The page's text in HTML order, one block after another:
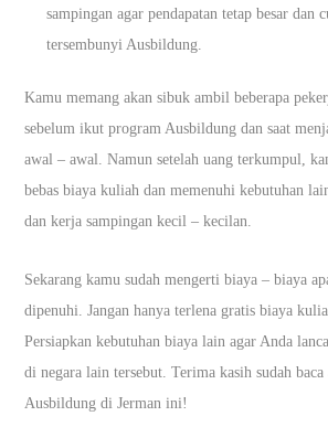
sampingan agar pendapatan tetap besar dan
tersembunyi Ausbildung.
Kamu memang akan sibuk ambil beberapa
sebelum ikut program Ausbildung dan saat
awal – awal. Namun setelah uang terkumpul,
bebas biaya kuliah dan memenuhi kebutuhan
dan kerja sampingan kecil – kecilan.
Sekarang kamu sudah mengerti biaya – biaya
dipenuhi. Jangan hanya terlena gratis biaya
Persiapkan kebutuhan biaya lain agar Anda
di negara lain tersebut. Terima kasih sudah
Ausbildung di Jerman ini!